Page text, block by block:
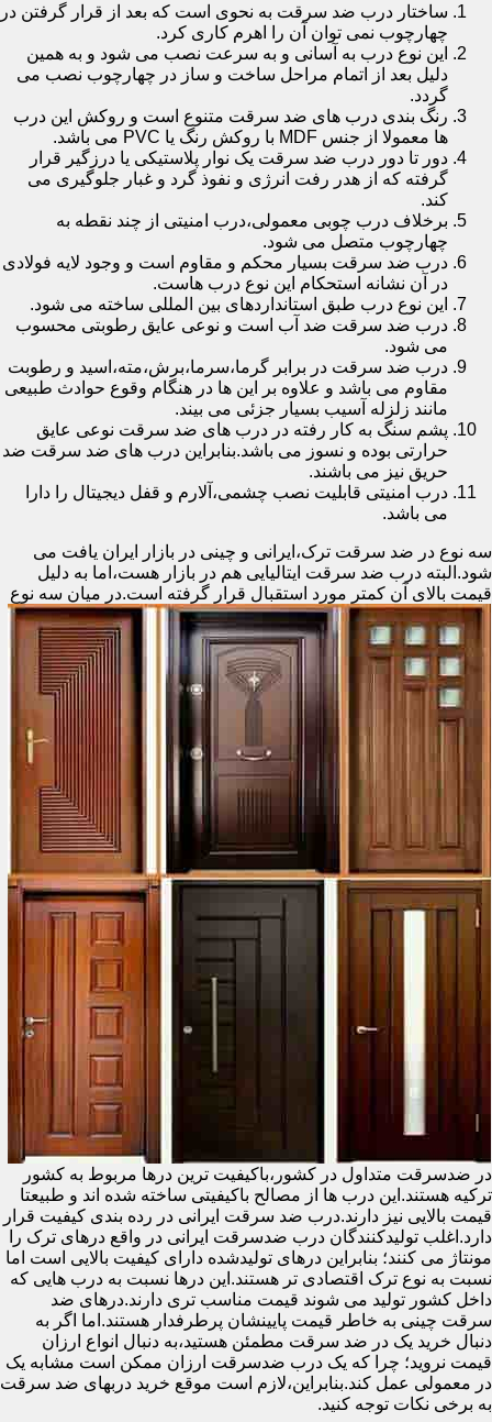
ساختار درب ضد سرقت به نحوی است که بعد از قرار گرفتن در
چهارچوب نمی توان آن را اهرم کاری کرد.
این نوع درب به آسانی و به سرعت نصب می شود و به همین
دلیل بعد از اتمام مراحل ساخت و ساز در چهارچوب نصب می
گردد.
رنگ بندی درب های ضد سرقت متنوع است و روکش این درب
ها معمولا از جنس MDF با روکش رنگ یا PVC می باشد.
دور تا دور درب ضد سرقت یک نوار پلاستیکی یا درزگیر قرار
گرفته که از هدر رفت انرژی و نفوذ گرد و غبار جلوگیری می
کند.
برخلاف درب چوبی معمولی،درب امنیتی از چند نقطه به
چهارچوب متصل می شود.
درب ضد سرقت بسیار محکم و مقاوم است و وجود لایه فولادی
در آن نشانه استحکام این نوع درب هاست.
این نوع درب طبق استانداردهای بین المللی ساخته می شود.
درب ضد سرقت ضد آب است و نوعی عایق رطوبتی محسوب
می شود.
درب ضد سرقت در برابر گرما،سرما،برش،مته،اسید و رطوبت
مقاوم می باشد و علاوه بر این ها در هنگام وقوع حوادث طبیعی
مانند زلزله آسیب بسیار جزئی می بیند.
پشم سنگ به کار رفته در درب های ضد سرقت نوعی عایق
حرارتی بوده و نسوز می باشد.بنابراین درب های ضد سرقت ضد
حریق نیز می باشند.
درب امنیتی قابلیت نصب چشمی،آلارم و قفل دیجیتال را دارا
می باشد.
سه نوع در ضد سرقت ترک،ایرانی و چینی در بازار ایران یافت می
شود.البته درب ضد سرقت ایتالیایی هم در بازار هست،اما به دلیل
قیمت بالای آن کمتر مورد استقبال قرار گرفته است.در میان سه نوع
در ضدسرقت متداول در کشور،باکیفیت ترین درها مربوط به کشور
ترکیه هستند.این درب ها از مصالح باکیفیتی ساخته شده اند و طبیعتا
قیمت بالایی نیز دارند.درب ضد سرقت ایرانی در رده بندی کیفیت قرار
دارد.اغلب تولیدکنندگان درب ضدسرقت ایرانی در واقع درهای ترک را
مونتاژ می کنند؛ بنابراین درهای تولیدشده دارای کیفیت بالایی است اما
نسبت به نوع ترک اقتصادی تر هستند.این درها نسبت به درب هایی که
داخل کشور تولید می شوند قیمت مناسب تری دارند.درهای ضد
سرقت چینی به خاطر قیمت پایینشان پرطرفدار هستند.اما اگر به
دنبال خرید یک در ضد سرقت مطمئن هستید،به دنبال انواع ارزان
قیمت نروید؛ چرا که یک درب ضدسرقت ارزان ممکن است مشابه یک
در معمولی عمل کند.بنابراین،لازم است موقع خرید دربهای ضد سرقت
به برخی نکات توجه کنید.